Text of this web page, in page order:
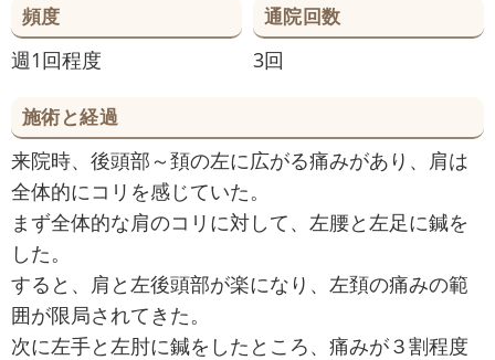
頻度
週1回程度
通院回数
3回
施術と経過
来院時、後頭部～頚の左に広がる痛みがあり、肩は
全体的にコリを感じていた。
まず全体的な肩のコリに対して、左腰と左足に鍼を
した。
すると、肩と左後頭部が楽になり、左頚の痛みの範
囲が限局されてきた。
次に左手と左肘に鍼をしたところ、痛みが３割程度